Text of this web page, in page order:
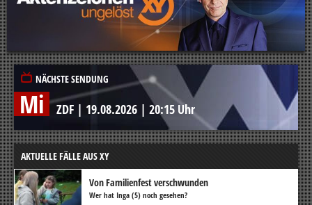
NÄCHSTE SENDUNG
Mi ZDF | 19.08.2026 | 20:15 Uhr
AKTUELLE FÄLLE AUS XY
Von Familienfest verschwunden
Wer hat Inga (5) noch gesehen?